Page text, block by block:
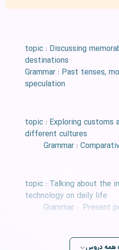
topic : Discussing
destinations
Grammar : Past tenses,
speculation
topic : Exploring customs
different cultures
Grammar :
topic : Talking about the
technology on daily life
Grammar : Present
همه دروس